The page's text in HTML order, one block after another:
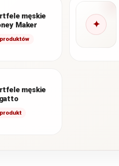
męskie
Maker
✦
męskie